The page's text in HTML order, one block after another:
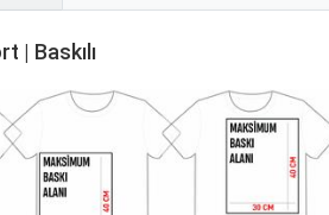
| Baskılı